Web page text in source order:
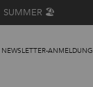
SUMMER 🏖️
NEWSLETTER-ANMELDUNG​